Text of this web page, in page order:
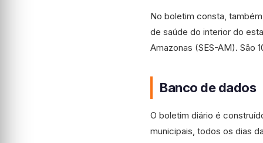
No boletim consta,
de saúde do interior do
Amazonas (SES-AM). São
Banco de dados
O boletim diário é
municipais, todos os dias